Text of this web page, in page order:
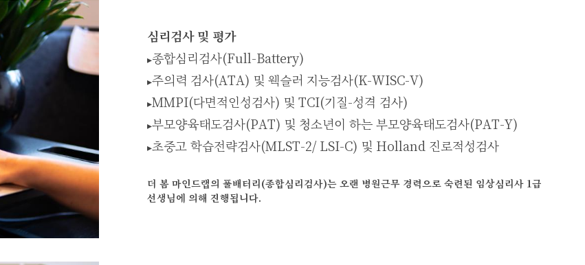
심리검사 및 평가
▸종합심리검사(Full-Battery)
▸주의력 검사(ATA) 및 웩슬러 지능검사(K-WISC-V)
▸MMPI(다면적인성검사) 및 TCI(기질-성격 검사)
▸부모양육태도검사(PAT) 및 청소년이 하는 부모양육태도검사(PAT-Y)
▸초중고 학습전략검사(MLST-2/ LSI-C) 및 Holland 진로적성검사
더 봄 마인드랩의 풀배터리(종합심리검사)는 오랜 병원근무 경력으로 숙련된 임상심리사 1급
선생님에 의해 진행됩니다.